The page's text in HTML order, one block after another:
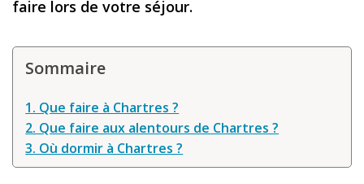
Outils pour voyageur
Réserver un vol !
Le logement en voyage
faire lors de votre séjour.
Sommaire
1. Que faire à Chartres ?
2. Que faire aux alentours de Chartres ?
3. Où dormir à Chartres ?